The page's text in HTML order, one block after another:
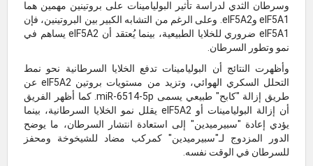
وسرطان الثدي لدراسة تأثير البوليامينات على بروتينين مهمين هما
eIF5A1 وeIF5A2. وعلى الرغم من التشابه الكبير بين البروتينين، فإن
eIF5A1 ضروري للخلايا الطبيعية، بينما يُعتقد أن eIF5A2 يساهم في
نمو وتطور السرطان.
وأظهرت النتائج أن البوليامينات تدفع الخلايا السرطانية نحو نمط
التحلل السكري الهوائي، وتزيد من مستويات بروتين eIF5A2 عن
طريق إزالة "كابح" طبيعي يسمى miR-6514-5p. كما أظهر الفريق
أن إزالة البوليامينات أو eIF5A2 يقلل نمو الخلايا السرطانية، بينما
يؤدي إعادة "سبيرميدين" إلى استعادة انتشار السرطان، ما يوضح
الدور المزدوج لـ"سبيرميدين" كمركب مضاد للشيخوخة ومحفز
للسرطان في الوقت نفسه.